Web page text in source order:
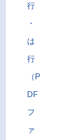
行
・
は
行
（P
DF
フ
ァ